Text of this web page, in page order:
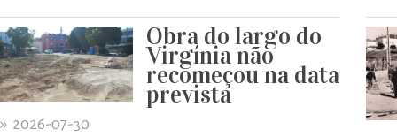
Obra do largo do
Virgínia não
recomeçou na data
prevista
» 2026-07-30